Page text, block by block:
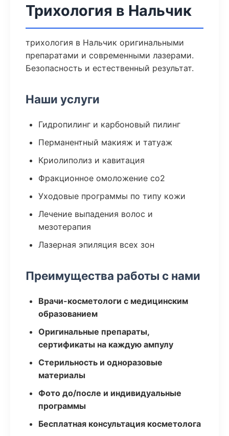
Трихология в Нальчик
трихология в Нальчик оригинальными
препаратами и современными лазерами.
Безопасность и естественный результат.
Наши услуги
Гидропилинг и карбоновый пилинг
Перманентный макияж и татуаж
Криолиполиз и кавитация
Фракционное омоложение co2
Уходовые программы по типу кожи
Лечение выпадения волос и
мезотерапия
Лазерная эпиляция всех зон
Преимущества работы с нами
Врачи-косметологи с медицинским
образованием
Оригинальные препараты,
сертификаты на каждую ампулу
Стерильность и одноразовые
материалы
Фото до/после и индивидуальные
программы
Бесплатная консультация косметолога